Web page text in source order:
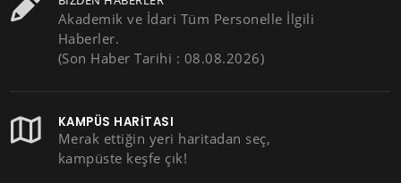
Akademik ve İdari Tüm Personelle İlgili
Haberler.
(Son Haber Tarihi : 08.08.2026)
KAMPÜS HARITASI
Merak ettiğin yeri haritadan seç,
kampüste keşfe çık!